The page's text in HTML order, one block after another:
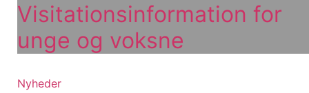
Visitationsinformation for
unge og voksne
Nyheder